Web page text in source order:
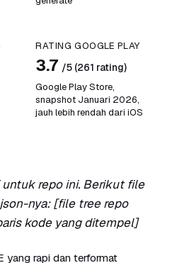
RATING GOOGLE PLAY
3.7 /5 (261 rating)
Google Play Store,
snapshot Januari 2026,
jauh lebih rendah dari iOS
untuk repo ini. Berikut file
nya: [file tree repo
kode yang ditempel]
yang rapi dan terformat